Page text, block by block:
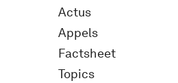
Actus
Appels
Factsheet
Topics